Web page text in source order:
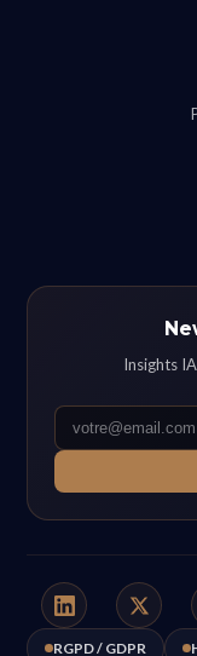
Insights
RGPD / GDPR